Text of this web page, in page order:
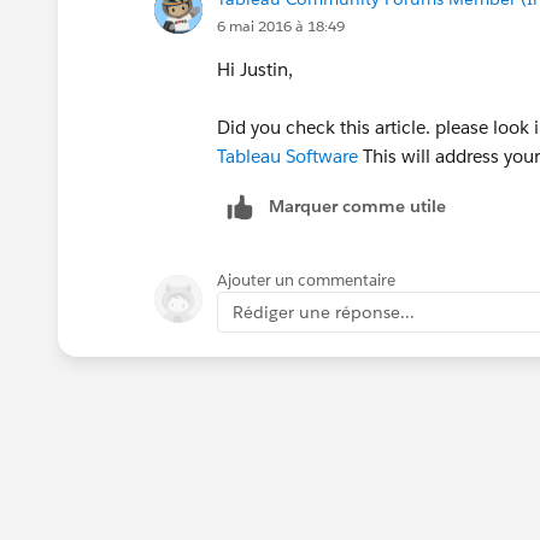
6 mai 2016 à 18:49
Hi Justin,
Did you check this article. please
Tableau Software This will address
Marquer comme utile
Ajouter un commentaire
Rédiger une réponse...